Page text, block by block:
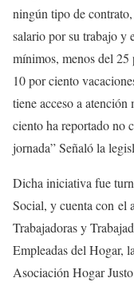
ningún tipo de
salario por su trabajo y
mínimos, menos del
10 por ciento
tiene acceso a
ciento ha reportado no
jornada” Señaló la
Dicha iniciativa fue
Social, y cuenta con el
Trabajadoras y
Empleadas del Hogar,
Asociación Hogar